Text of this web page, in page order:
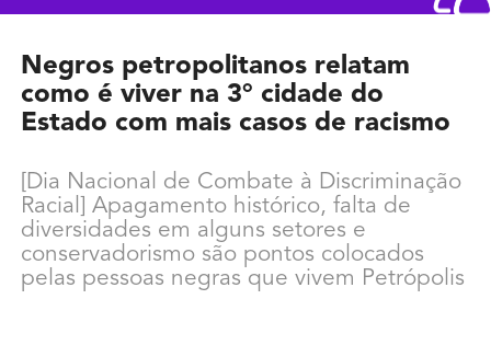
Negros petropolitanos relatam
como é viver na 3° cidade do
Estado com mais casos de racismo
[Dia Nacional de Combate à Discriminação
Racial] Apagamento histórico, falta de
diversidades em alguns setores e
conservadorismo são pontos colocados
pelas pessoas negras que vivem Petrópolis